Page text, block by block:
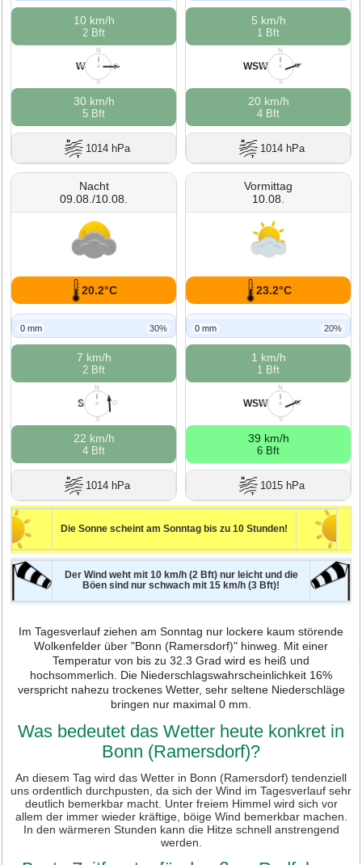
10 km/h
2 Bft
N
O
S
W
W
30 km/h
5 Bft
1014 hPa
5 km/h
1 Bft
N
O
S
W
WSW
20 km/h
4 Bft
1014 hPa
Nacht
09.08./10.08.
20.2°C
0 mm 30%
7 km/h
2 Bft
N
O
S
W
S
22 km/h
4 Bft
1014 hPa
Vormittag
10.08.
23.2°C
0 mm 20%
1 km/h
1 Bft
N
O
S
W
WSW
39 km/h
6 Bft
1015 hPa
Die Sonne scheint am Sonntag bis zu 10 Stunden!
Der Wind weht mit 10 km/h (2 Bft) nur leicht und die
Böen sind nur schwach mit 15 km/h (3 Bft)!
Im Tagesverlauf ziehen am Sonntag nur lockere kaum störende
Wolkenfelder über "Bonn (Ramersdorf)" hinweg. Mit einer
Temperatur von bis zu 32.3 Grad wird es heiß und
hochsommerlich. Die Niederschlagswahrscheinlichkeit 16%
verspricht nahezu trockenes Wetter, sehr seltene Niederschläge
bringen nur maximal 0 mm.
Was bedeutet das Wetter heute konkret in
Bonn (Ramersdorf)?
An diesem Tag wird das Wetter in Bonn (Ramersdorf) tendenziell
uns ordentlich durchpusten, da sich der Wind im Tagesverlauf sehr
deutlich bemerkbar macht. Unter freiem Himmel wird sich vor
allem der immer wieder kräftige, böige Wind bemerkbar machen.
In den wärmeren Stunden kann die Hitze schnell anstrengend
werden.